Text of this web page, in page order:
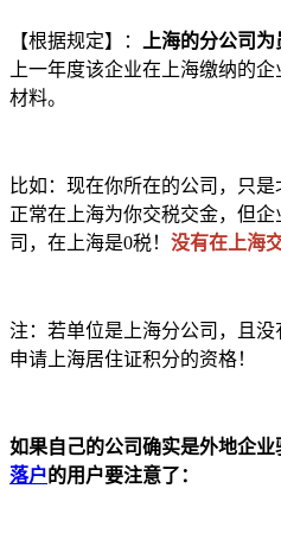
【根据规定】： 上海的分公司
上一年度该企业在上海缴纳的
材料。
比如：现在你所在的公司，只
正常在上海为你交税交金，但
司，在上海是0税！ 没有在上海
注：若单位是上海分公司，且
申请上海居住证积分的资格！
如果自己的公司确实是外地企
落户的用户要注意了：